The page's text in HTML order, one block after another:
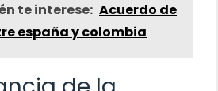
te interese: Acuerdo de
españa y colombia